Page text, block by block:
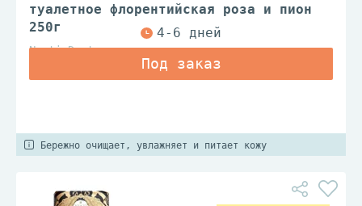
туалетное флорентийская роза и пион
250г
Nesti Dante
Бережно очищает, увлажняет и питает кожу